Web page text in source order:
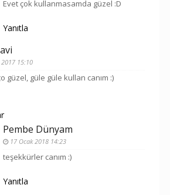
Evet çok kullanmasamda güzel :D
Yanıtla
2017 15:10
güzel, güle güle kullan canım :)
Pembe Dünyam
17 Ocak 2018 14:23
teşekkürler canım :)
Yanıtla